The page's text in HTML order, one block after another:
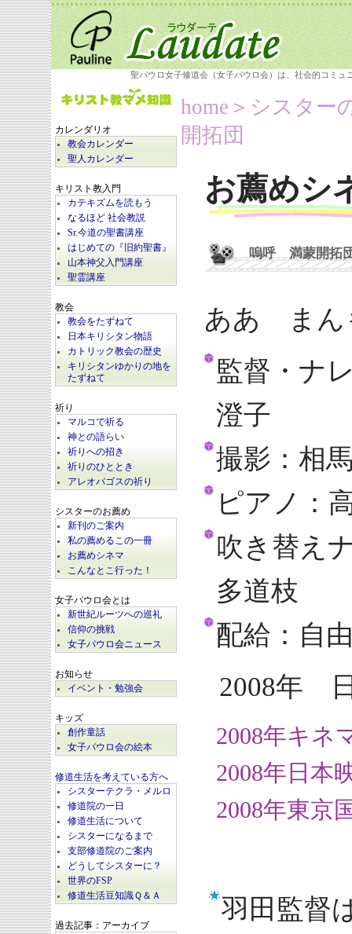
聖パウロ女子修道会（女子パウロ会）は、社会的コミ
カレンダリオ
教会カレンダー
聖人カレンダー
キリスト教入門
カテキズムを読もう
なるほど 社会教説
Sr.今道の聖書講座
はじめての『旧約聖書』
山本神父入門講座
聖霊講座
教会
教会をたずねて
日本キリシタン物語
カトリック教会の歴史
キリシタンゆかりの地を
たずねて
祈り
マルコで祈る
神との語らい
祈りへの招き
祈りのひととき
アレオパゴスの祈り
シスターのお薦め
新刊のご案内
私の薦めるこの一冊
お薦めシネマ
こんなとこ行った！
女子パウロ会とは
新世紀ルーツへの巡礼
信仰の挑戦
女子パウロ会ニュース
お知らせ
イベント・勉強会
キッズ
創作童話
女子パウロ会の絵本
修道生活を考えている方へ
シスターテクラ・メルロ
修道院の一日
修道生活について
シスターになるまで
支部修道院のご案内
どうしてシスターに？
世界のFSP
修道生活豆知識Ｑ＆Ａ
過去記事：アーカイブ
home ＞シスター
開拓団
お薦めシ
嗚呼 満蒙開拓
ああ まん
監督・ナ
澄子
撮影：相
ピアノ：
吹き替え
多道枝
配給：自
2008年
2008年キネ
2008年日本
2008年東京
羽田監督